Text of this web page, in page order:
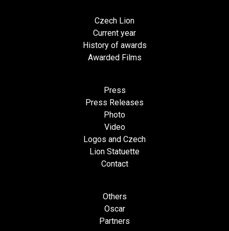
Czech Lion
Current year
History of awards
Awarded Films
Press
Press Releases
Photo
Video
Logos and Czech
Lion Statuette
Contact
Others
Oscar
Partners